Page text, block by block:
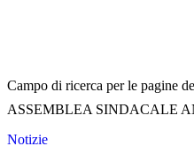
Campo di ricerca per le pagine
ASSEMBLEA SINDACALE
Notizie